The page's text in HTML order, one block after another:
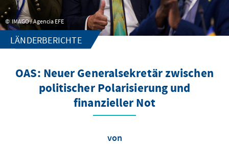
IMAGO / Agencia EFE
LÄNDERBERICHTE
OAS: Neuer Generalsekretär zwischen
politischer Polarisierung und
finanzieller Not
von